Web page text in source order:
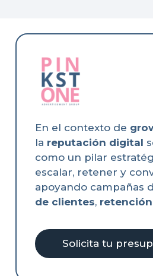
En el contexto de
la reputación digital
como un pilar
escalar, retener y
apoyando campañas
de clientes, retención
Solicita tu